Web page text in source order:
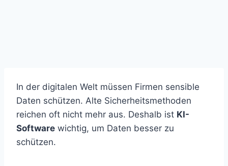
In der digitalen Welt müssen Firmen sensible
Daten schützen. Alte Sicherheitsmethoden
reichen oft nicht mehr aus. Deshalb ist KI-
Software wichtig, um Daten besser zu
schützen.